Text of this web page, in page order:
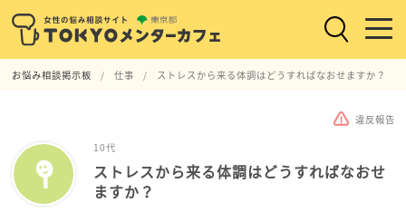
お悩み相談掲示板 仕事 ストレスから来る体調はどうすればなおせますか？
違反報告
10代
ストレスから来る体調はどうすればなおせ
ますか？